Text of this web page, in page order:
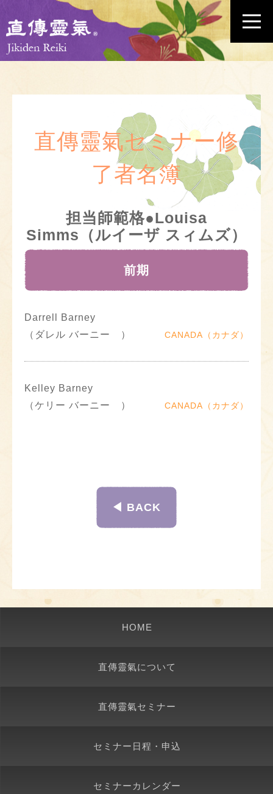
直傳靈氣セミナー修
了者名簿
担当師範格●Louisa
Simms（ルイーザ スィムズ）
前期
Darrell Barney
（ダレル バーニー ）
CANADA（カナダ）
Kelley Barney
（ケリー バーニー ）
CANADA（カナダ）
◀︎ BACK
HOME
直傳靈氣について
直傳靈氣セミナー
セミナー日程・申込
セミナーカレンダー